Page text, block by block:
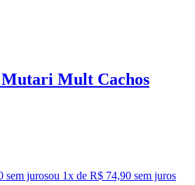
Mult Cachos
sem jurosou 1x de R$ 74,90 sem juros